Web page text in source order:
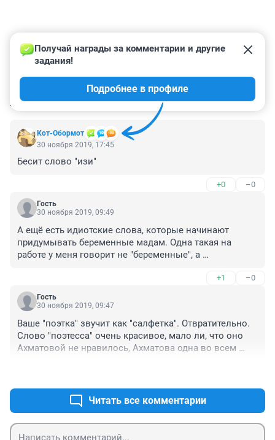
КОММЕНТАРИИ 67
Кот-Обормот
Получай награды за комментарии и другие
задания!
Подробнее в профиле
30 ноября 2019, 17:45
Бесит слово "изи"
+0 –0
Гость
30 ноября 2019, 09:49
А ещё есть идиотские слова, которые начинают
придумывать беременные мадам. Одна такая на
работе у меня говорит не "беременные", а
+1 –0
Гость
30 ноября 2019, 09:47
Ваше "поэтка" звучит как "салфетка". Отвратительно.
Слово "поэтесса" очень красивое, мало ли, что оно
Ахматовой не нравилось, Ахматова одна во всем
Читать все комментарии